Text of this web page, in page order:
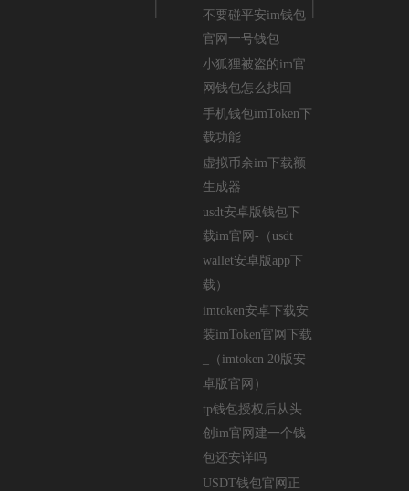
不要碰平安im钱包
官网一号钱包
小狐狸被盗的im官
网钱包怎么找回
手机钱包imToken下
载功能
虚拟币余im下载额
生成器
usdt安卓版钱包下
载im官网-（usdt
wallet安卓版app下
载）
imtoken安卓下载安
装imToken官网下载
_（imtoken 20版安
卓版官网）
tp钱包授权后从头
创im官网建一个钱
包还安详吗
USDT钱包官网正